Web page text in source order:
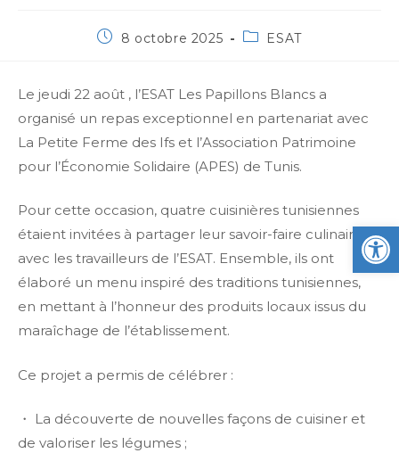
8 octobre 2025 ESAT
Le jeudi 22 août , l’ESAT Les Papillons Blancs a
organisé un repas exceptionnel en partenariat avec
La Petite Ferme des Ifs et l’Association Patrimoine
pour l’Économie Solidaire (APES) de Tunis.
Pour cette occasion, quatre cuisinières tunisiennes
étaient invitées à partager leur savoir-faire culinaire
avec les travailleurs de l’ESAT. Ensemble, ils ont
élaboré un menu inspiré des traditions tunisiennes,
en mettant à l’honneur des produits locaux issus du
maraîchage de l’établissement.
Ce projet a permis de célébrer :
・ La découverte de nouvelles façons de cuisiner et
de valoriser les légumes ;